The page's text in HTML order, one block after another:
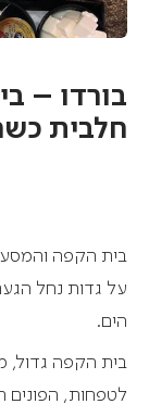
בורדו –
חלבית
בית הקפה
על גדות נחל
הים.
בית הקפה גדול,
לטפחות, הפונים